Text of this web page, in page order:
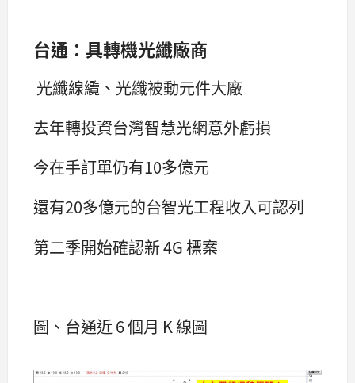
台通：具轉機光纖廠商
光纖線纜、光纖被動元件大廠
去年轉投資台灣智慧光網意外虧損
今在手訂單仍有10多億元
還有20多億元的台智光工程收入可認列
第二季開始確認新 4G 標案
圖、台通近 6 個月 K 線圖